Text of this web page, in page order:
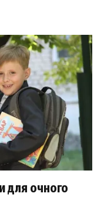
для очного